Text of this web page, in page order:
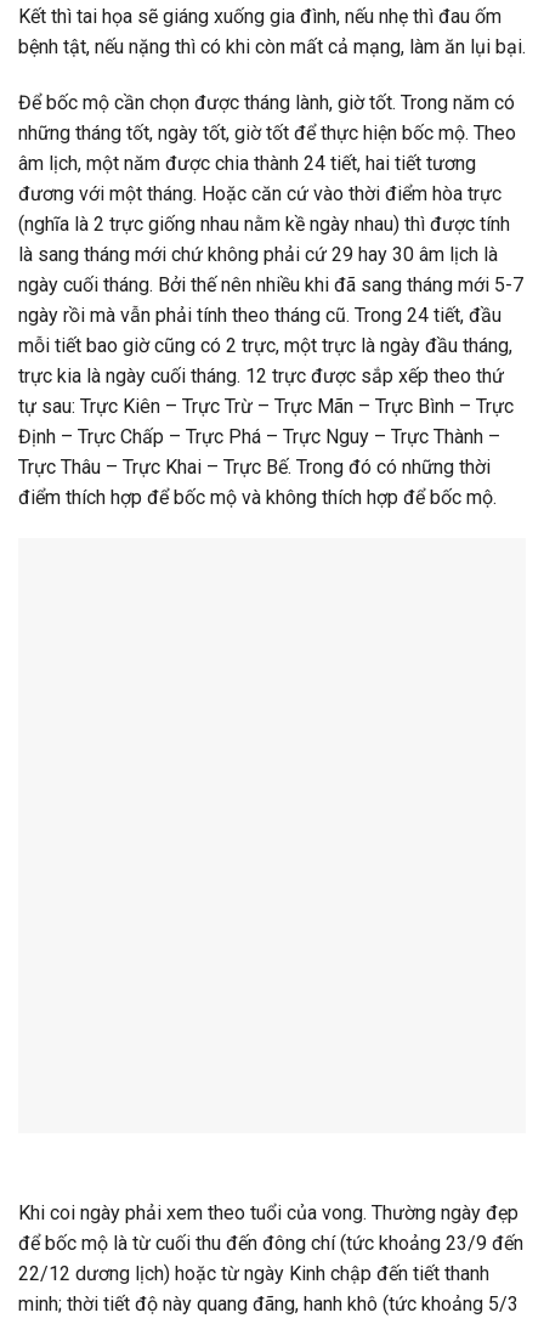
Kết thì tai họa sẽ giáng xuống gia đình, nếu nhẹ thì đau ốm
bệnh tật, nếu nặng thì có khi còn mất cả mạng, làm ăn lụi bại.
Để bốc mộ cần chọn được tháng lành, giờ tốt. Trong năm có
những tháng tốt, ngày tốt, giờ tốt để thực hiện bốc mộ. Theo
âm lịch, một năm được chia thành 24 tiết, hai tiết tương
đương với một tháng. Hoặc căn cứ vào thời điểm hòa trực
(nghĩa là 2 trực giống nhau nằm kề ngày nhau) thì được tính
là sang tháng mới chứ không phải cứ 29 hay 30 âm lịch là
ngày cuối tháng. Bởi thế nên nhiều khi đã sang tháng mới 5-7
ngày rồi mà vẫn phải tính theo tháng cũ. Trong 24 tiết, đầu
mỗi tiết bao giờ cũng có 2 trực, một trực là ngày đầu tháng,
trực kia là ngày cuối tháng. 12 trực được sắp xếp theo thứ
tự sau: Trực Kiên – Trực Trừ – Trực Mãn – Trực Bình – Trực
Định – Trực Chấp – Trực Phá – Trực Nguy – Trực Thành –
Trực Thâu – Trực Khai – Trực Bế. Trong đó có những thời
điểm thích hợp để bốc mộ và không thích hợp để bốc mộ.
Khi coi ngày phải xem theo tuổi của vong. Thường ngày đẹp
để bốc mộ là từ cuối thu đến đông chí (tức khoảng 23/9 đến
22/12 dương lịch) hoặc từ ngày Kinh chập đến tiết thanh
minh; thời tiết độ này quang đãng, hanh khô (tức khoảng 5/3